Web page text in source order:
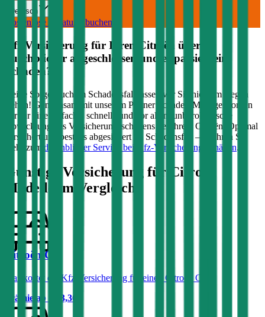
Deutsch
Kostenlose Beratung buchen
Kfz Versicherung für Ihren Citroën
über
durchblicker abgeschlossen und es passiert ein
Schaden?
Keine Sorge, auch im Schadensfall lassen wir Sie nicht im Regen
stehen! Gemeinsam mit unserem Partner Schaden-Manager sorgen
wir für eine einfache, schnelle und vor allem unbürokratische
Abwicklung des Versicherungsschadens bei Ihrem Citroën . Optimal
versichert und bestens abgesichert im Schadensfall – erfahren Sie
mehr zum durchblicker Service bei Kfz-Versicherungsschäden.
Günstige Versicherung für Citroën
Modelle im Vergleich:
Citroën C4
Was kostet die Kfz-Versicherung für einen Citroën C4?
Prämie ab
€ 33,36